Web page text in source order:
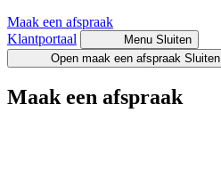
Maak een afspraak
Klantportaal
Menu Sluiten
Open maak een afspraak Sluiten
Maak een afspraak